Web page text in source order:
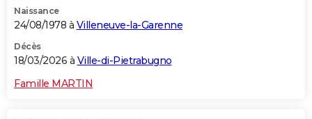
Naissance
24/08/1978 à Villeneuve-la-Garenne
Décès
18/03/2026 à Ville-di-Pietrabugno
Famille MARTIN